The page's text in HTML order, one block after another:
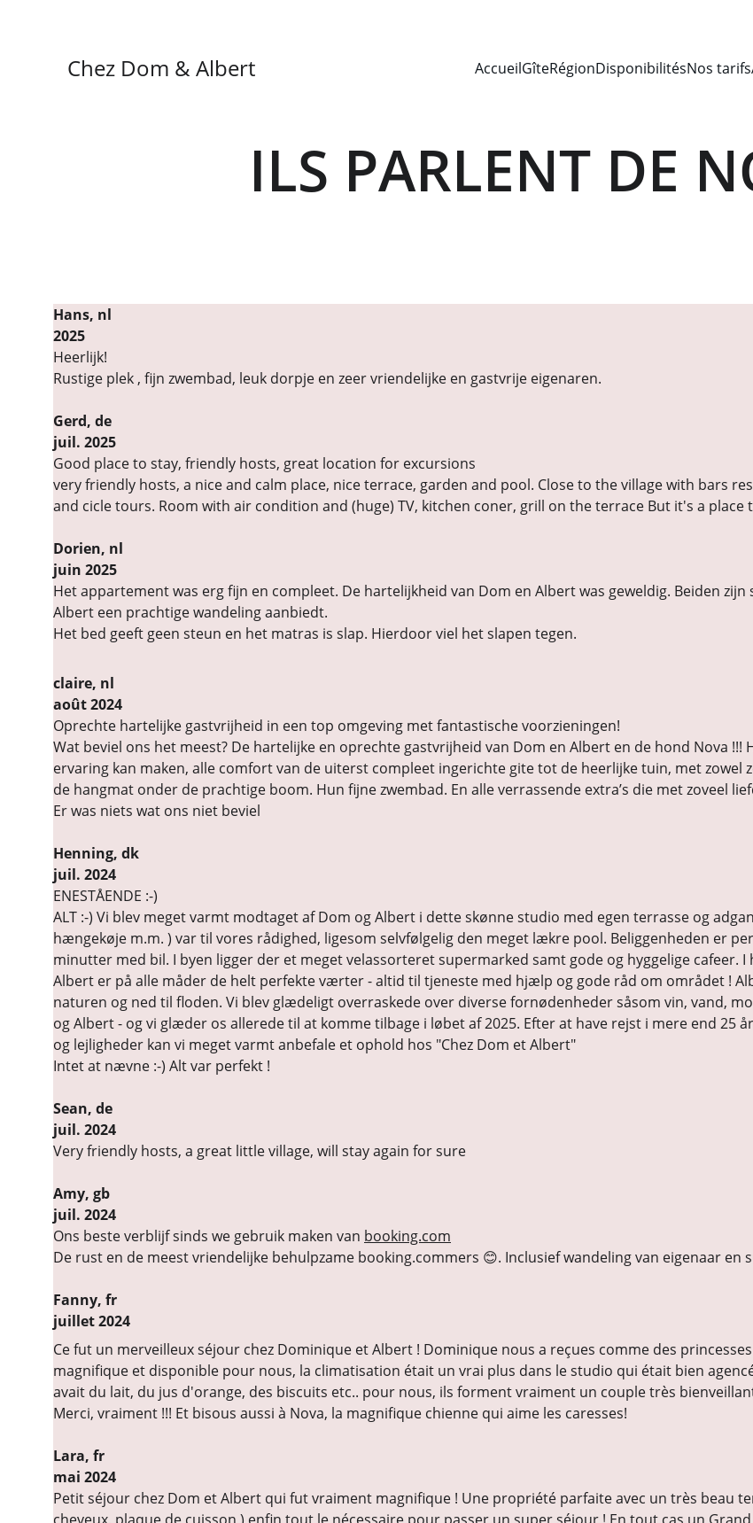
Chez Dom & Albert AccueilGîteRégionDisponibilitésNos tarifs
ILS PARLENT DE
Hans, nl
2025
Heerlijk!
Rustige plek , fijn zwembad, leuk dorpje en zeer vriendelijke en gastvrije eigenaren.
Gerd, de
juil. 2025
Good place to stay, friendly hosts, great location for excursions
very friendly hosts, a nice and calm place, nice terrace, garden and pool. Close to the village with bars
and cicle tours. Room with air condition and (huge) TV, kitchen coner, grill on the terrace But it's a
Dorien, nl
juin 2025
Het appartement was erg fijn en compleet. De hartelijkheid van Dom en Albert was geweldig. Beiden
Albert een prachtige wandeling aanbiedt.
Het bed geeft geen steun en het matras is slap. Hierdoor viel het slapen tegen.
claire, nl
août 2024
Oprechte hartelijke gastvrijheid in een top omgeving met fantastische voorzieningen!
Wat beviel ons het meest? De hartelijke en oprechte gastvrijheid van Dom en Albert en de hond Nova
ervaring kan maken, alle comfort van de uiterst compleet ingerichte gite tot de heerlijke tuin, met zowel
de hangmat onder de prachtige boom. Hun fijne zwembad. En alle verrassende extra’s die met zoveel
Er was niets wat ons niet beviel
Henning, dk
juil. 2024
ENESTÅENDE :-)
ALT :-) Vi blev meget varmt modtaget af Dom og Albert i dette skønne studio med egen terrasse og
hængekøje m.m. ) var til vores rådighed, ligesom selvfølgelig den meget lækre pool. Beliggenheden er
minutter med bil. I byen ligger der et meget velassorteret supermarked samt gode og hyggelige cafeer.
Albert er på alle måder de helt perfekte værter - altid til tjeneste med hjælp og gode råd om området !
naturen og ned til floden. Vi blev glædeligt overraskede over diverse fornødenheder såsom vin, vand,
og Albert - og vi glæder os allerede til at komme tilbage i løbet af 2025. Efter at have rejst i mere end 25
og lejligheder kan vi meget varmt anbefale et ophold hos "Chez Dom et Albert"
Intet at nævne :-) Alt var perfekt !
Sean, de
juil. 2024
Very friendly hosts, a great little village, will stay again for sure
Amy, gb
juil. 2024
Ons beste verblijf sinds we gebruik maken van booking.com
De rust en de meest vriendelijke behulpzame booking.commers 😊. Inclusief wandeling van eigenaar en
Fanny, fr
juillet 2024
Ce fut un merveilleux séjour chez Dominique et Albert ! Dominique nous a reçues comme des
magnifique et disponible pour nous, la climatisation était un vrai plus dans le studio qui était bien
avait du lait, du jus d'orange, des biscuits etc.. pour nous, ils forment vraiment un couple très
Merci, vraiment !!! Et bisous aussi à Nova, la magnifique chienne qui aime les caresses!
Lara, fr
mai 2024
Petit séjour chez Dom et Albert qui fut vraiment magnifique ! Une propriété parfaite avec un très beau